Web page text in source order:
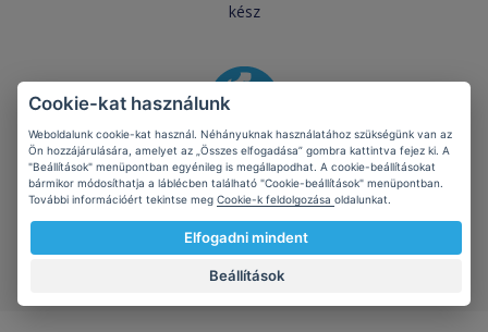
kész
Megvédjük
bolygónkat
kompatibilis termékek
pozitív hatással vannak az
ökológiára
Cookie-kat használunk
Weboldalunk cookie-kat használ. Néhányuknak használatához szükségünk van az
Ön hozzájárulására, amelyet az „Összes elfogadása” gombra kattintva fejez ki. A
"Beállítások" menüpontban egyénileg is megállapodhat. A cookie-beállításokat
bármikor módosíthatja a láblécben található "Cookie-beállítások" menüpontban.
További információért tekintse meg Cookie-k feldolgozása oldalunkat.
Elfogadni mindent
Beállítások